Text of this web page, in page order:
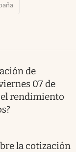
de
07 de
el rendimiento
la cotización